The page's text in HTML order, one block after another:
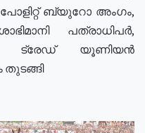
ബ്യുറോ അംഗം,
പത്രാധിപർ,
ട്രേഡ് യൂണിയൻ